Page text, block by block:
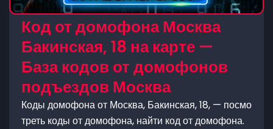
Код от домофона Москва
Бакинская, 18 на карте —
База кодов от домофонов
подъездов Москва
Коды домофона от Москва, Бакинская, 18, — посмо
треть коды от домофона, найти код от домофона.